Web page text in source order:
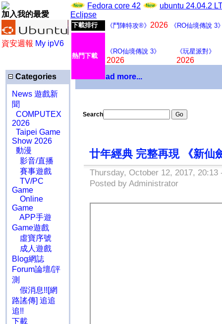
加入我的最愛
資安週報 My ipV6
Fedora core 42
ubuntu 24.04.2
Eclipse
下載排行 《鬥陣特攻®》 2026 《RO仙境傳說 3
熱門下載
《RO仙境傳說 3》
2026
《玩星派對》
2026
Categories
News 遊戲新
聞
COMPUTEX
2026
Taipei Game
Show 2026
動漫
影音/直播
賽事遊戲
TV/PC
Game
Online
Game
APP手遊
Game遊戲
虛寶序號
成人遊戲
Blog網誌
Forum論壇/評
測
假消息!![網
路謠傳] 追追
追!!
下載
Download more...
Search
廿年經典 完整再現 《新仙
Thursday, October 12, 2017,
Posted by Administrator